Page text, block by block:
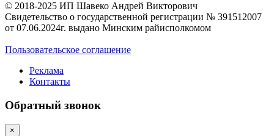
© 2018-2025 ИП Шавеко Андрей Викторович
Свидетельство о государственной регистрации № 391512007
от 07.06.2024г. выдано Минским райисполкомом
Пользовательское соглашение
Реклама
Контакты
Обратный звонок
×